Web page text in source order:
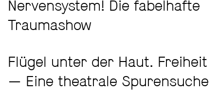
Nervensystem! Die fabelhafte
Traumashow
Flügel unter der Haut. Freiheit
— Eine theatrale Spurensuche